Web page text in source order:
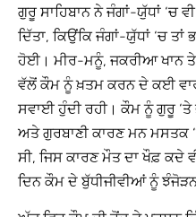
ਗੁਰੂ ਸਾਹਿਬਾਨ ਨੇ ਜੰਗਾਂ-ਯੁੱਧਾਂ ‘ਚ
ਦਿੱਤਾ, ਕਿਉਂਕਿ ਜੰਗਾਂ-ਯੁੱਧਾਂ ‘ਚ
ਹੋਈ। ਮੀਰ-ਮਨੂੰ, ਜਕਰੀਆ ਖਾਨ
ਵੱਲੋਂ ਕੌਮ ਨੂੰ ਖ਼ਤਮ ਕਰਨ ਦੇ ਕਈ
ਸਵਾਈ ਹੁੰਦੀ ਰਹੀ। ਕੌਮ ਨੂੰ ਗੁਰੂ ‘ਤੇ
ਅਤੇ ਗੁਰਬਾਣੀ ਕਾਰਣ ਮਨ ਮਸਤਕ
ਸੀ, ਜਿਸ ਕਾਰਣ ਮੌਤ ਦਾ ਖੌਫ਼
ਦਿਨ ਕੌਮ ਦੇ ਬੁੱਧੀਜੀਵੀਆਂ ਨੂੰ ਝੰਜੋੜਨ